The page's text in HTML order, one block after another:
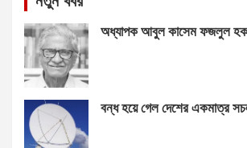
অধ্যাপক আবুল কাসেম ফজলুল হক
বন্ধ হয়ে গেল দেশের একমাত্র